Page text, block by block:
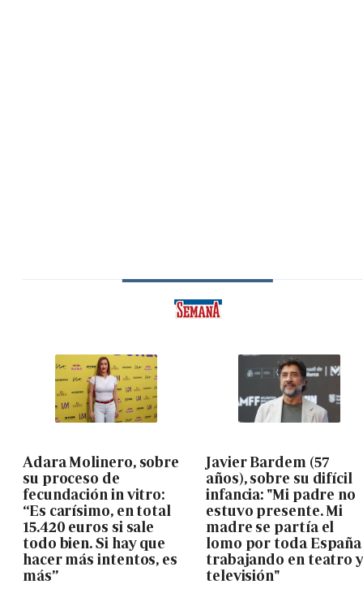
Adara Molinero, sobre
su proceso de
fecundación in vitro:
“Es carísimo, en total
15.420 euros si sale
todo bien. Si hay que
hacer más intentos, es
más”
Javier Bardem (57
años), sobre su difícil
infancia: "Mi padre no
estuvo presente. Mi
madre se partía el
lomo por toda España
trabajando en teatro
televisión"